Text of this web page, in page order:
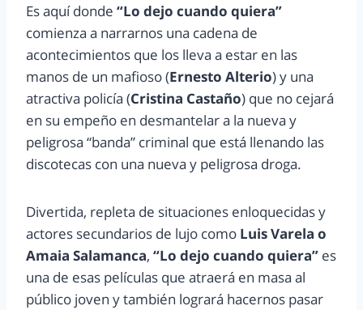
Es aquí donde “Lo dejo cuando quiera”
comienza a narrarnos una cadena de
acontecimientos que los lleva a estar en las
manos de un mafioso (Ernesto Alterio) y una
atractiva policía (Cristina Castaño) que no cejará
en su empeño en desmantelar a la nueva y
peligrosa “banda” criminal que está llenando las
discotecas con una nueva y peligrosa droga.
Divertida, repleta de situaciones enloquecidas y
actores secundarios de lujo como Luis Varela o
Amaia Salamanca, “Lo dejo cuando quiera” es
una de esas películas que atraerá en masa al
público joven y también logrará hacernos pasar